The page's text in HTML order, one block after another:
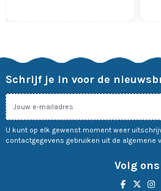
Schrijf je in voor de
U kunt op elk gewenst moment weer
contactgegevens gebruiken uit de algemene
Volg ons